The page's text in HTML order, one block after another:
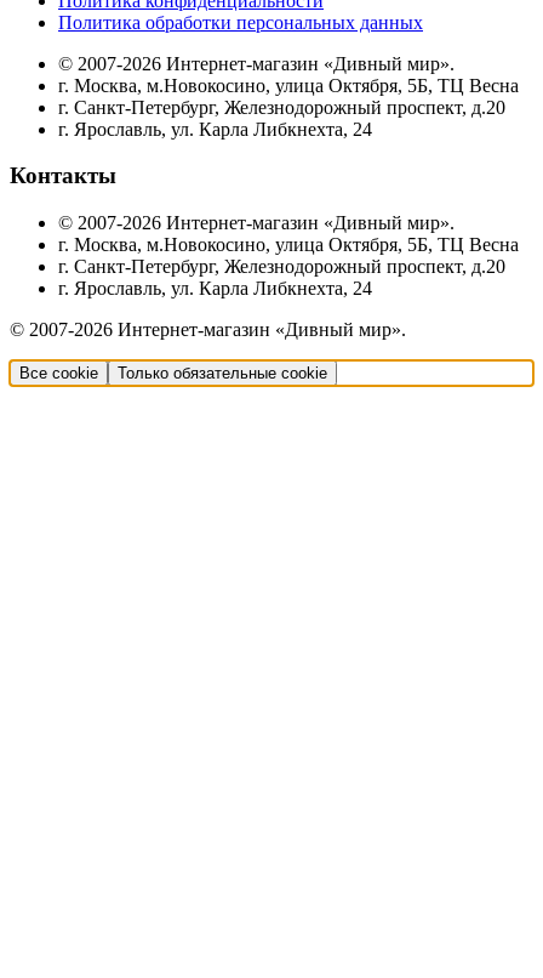
Политика обработки персональных данных
© 2007-2026 Интернет-магазин «Дивный мир».
г. Москва, м.Новокосино, улица Октября, 5Б, ТЦ Весна
г. Санкт-Петербург, Железнодорожный проспект, д.20
г. Ярославль, ул. Карла Либкнехта, 24
Контакты
© 2007-2026 Интернет-магазин «Дивный мир».
г. Москва, м.Новокосино, улица Октября, 5Б, ТЦ Весна
г. Санкт-Петербург, Железнодорожный проспект, д.20
г. Ярославль, ул. Карла Либкнехта, 24
© 2007-2026 Интернет-магазин «Дивный мир».
Все cookie Только обязательные cookie